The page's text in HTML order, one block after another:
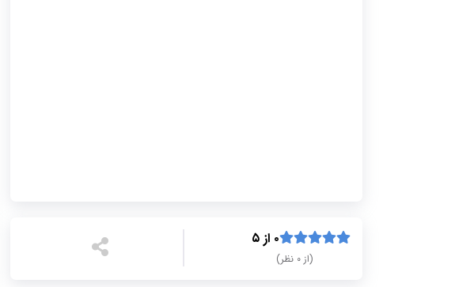
۰ از ۵
(از ۰ نظر)